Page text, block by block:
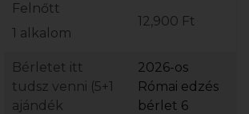
Felnőtt
1 alkalom
12,900 Ft
Bérletet itt
tudsz venni (5+1
ajándék
2026-os
Római edzés
bérlet 6